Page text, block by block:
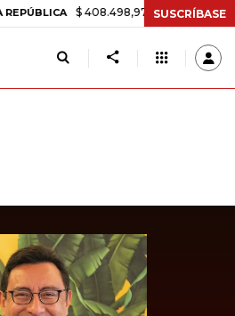
$ 408.498,97 +$ 8.753,81 +2,19%
SUSCRÍBASE